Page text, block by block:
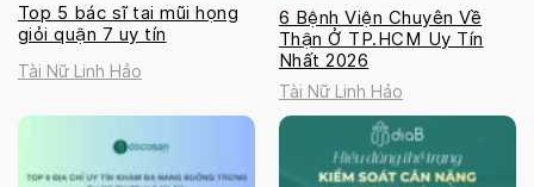
Top 5 bác sĩ tai mũi họng
giỏi quận 7 uy tín
Tài Nữ Linh Hảo
6 Bệnh Viện Chuyên Về
Thận Ở TP.HCM Uy Tín
Nhất 2026
Tài Nữ Linh Hảo